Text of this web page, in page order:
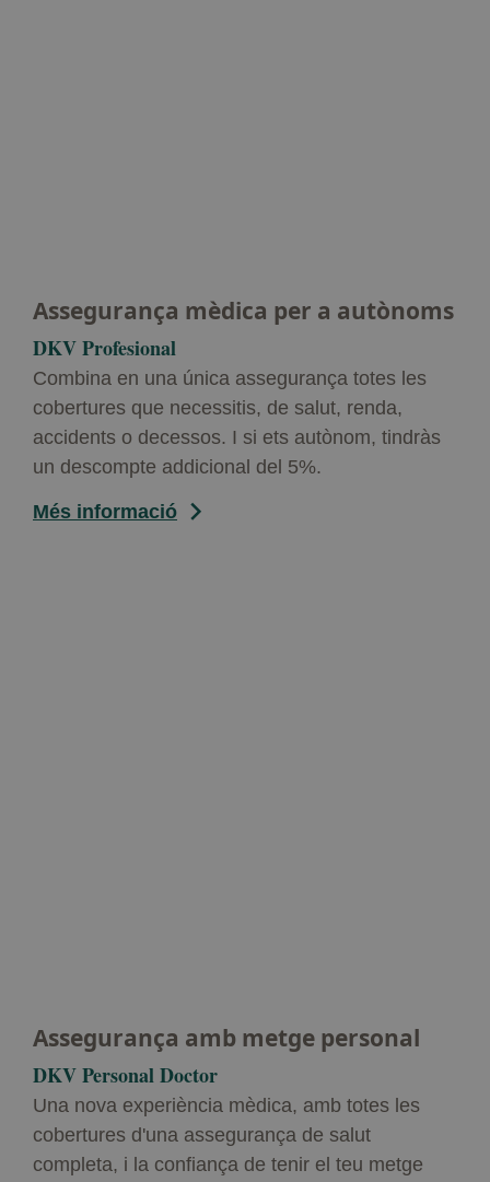
Assegurança mèdica per a autònoms
DKV Profesional
Combina en una única assegurança totes les
cobertures que necessitis, de salut, renda,
accidents o decessos. I si ets autònom, tindràs
un descompte addicional del 5%.
Més informació
Assegurança amb metge personal
DKV Personal Doctor
Una nova experiència mèdica, amb totes les
cobertures d'una assegurança de salut
completa, i la confiança de tenir el teu metge